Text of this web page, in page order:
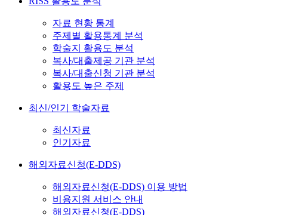
자료 현황 통계
주제별 활용통계 분석
학술지 활용도 분석
복사/대출제공 기관 분석
복사/대출신청 기관 분석
활용도 높은 주제
최신/인기 학술자료
최신자료
인기자료
해외자료신청(E-DDS)
해외자료신청(E-DDS) 이용 방법
비용지원 서비스 안내
해외자료신청(E-DDS)